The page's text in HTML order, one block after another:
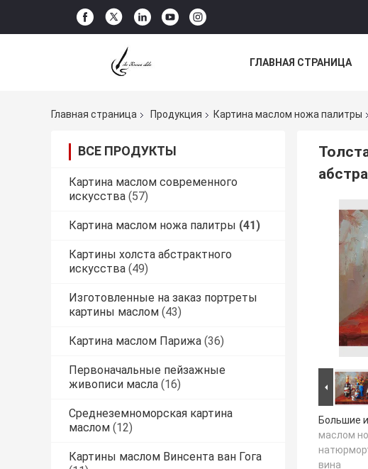
ГЛАВНАЯ СТРАНИЦА
Главная страница
Продукция Картина маслом ножа палитры
ВСЕ ПРОДУКТЫ
Картина маслом современного
искусства (57)
Картина маслом ножа палитры (41)
Картины холста абстрактного
искусства (49)
Изготовленные на заказ портреты
картины маслом (43)
Картина маслом Парижа (36)
Первоначальные пейзажные
живописи масла (16)
Среднеземноморская картина
маслом (12)
Картины маслом Винсента ван Гога
Большие
маслом
вина